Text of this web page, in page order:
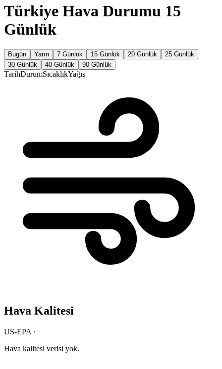
Türkiye Hava Durumu 15
Günlük
Bugün Yarın 7 Günlük 15 Günlük 20 Günlük
25 Günlük
30 Günlük
40 Günlük 90 Günlük
TarihDurumSıcaklıkYağış
Hava Kalitesi
US-EPA ·
Hava kalitesi verisi yok.